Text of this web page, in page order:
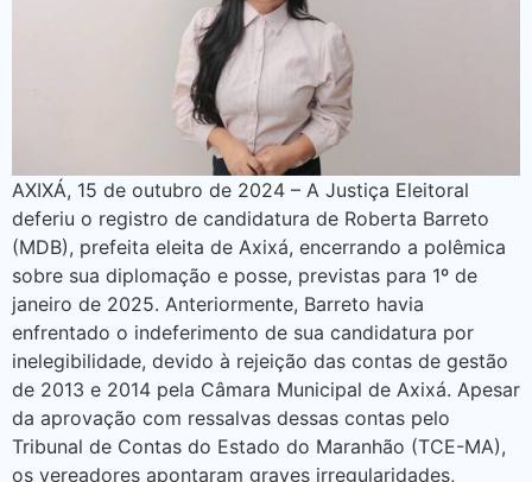
AXIXÁ, 15 de outubro de 2024 – A Justiça Eleitoral
deferiu o registro de candidatura de Roberta Barreto
(MDB), prefeita eleita de Axixá, encerrando a polêmica
sobre sua diplomação e posse, previstas para 1º de
janeiro de 2025. Anteriormente, Barreto havia
enfrentado o indeferimento de sua candidatura por
inelegibilidade, devido à rejeição das contas de gestão
de 2013 e 2014 pela Câmara Municipal de Axixá. Apesar
da aprovação com ressalvas dessas contas pelo
Tribunal de Contas do Estado do Maranhão (TCE-MA),
os vereadores apontaram graves irregularidades,